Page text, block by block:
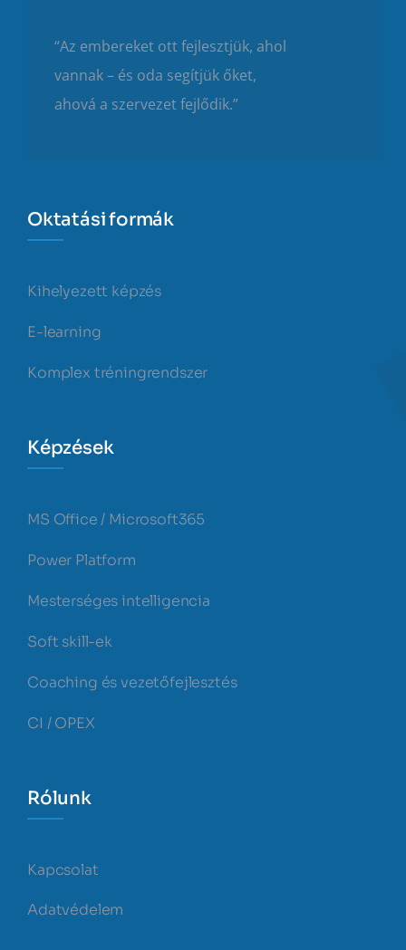
“Az embereket ott fejlesztjük, ahol
vannak – és oda segítjük őket,
ahová a szervezet fejlődik.”
Oktatási formák
Kihelyezett képzés
E-learning
Komplex tréningrendszer
Képzések
MS Office / Microsoft365
Power Platform
Mesterséges intelligencia
Soft skill-ek
Coaching és vezetőfejlesztés
CI / OPEX
Rólunk
Kapcsolat
Adatvédelem